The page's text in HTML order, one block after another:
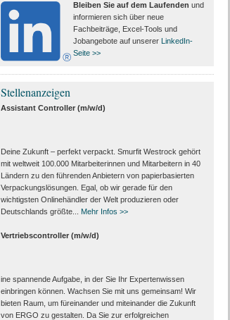
Bleiben Sie auf dem Laufenden und
informieren sich über neue
Fachbeiträge, Excel-Tools und
Jobangebote auf unserer LinkedIn-
Seite >>
Stellenanzeigen
Assistant Controller (m/w/d)
Deine Zukunft – perfekt verpackt. Smurfit Westrock gehört
mit weltweit 100.000 Mitarbeiter­innen und Mitarbeitern in 40
Ländern zu den führenden Anbietern von papier­basierten
Verpackungs­lösungen. Egal, ob wir gerade für den
wichtigsten Onlinehändler der Welt produzieren oder
Deutschlands größte...
Mehr Infos >>
Vertriebscontroller (m/w/d)
ine spannende Aufgabe, in der Sie Ihr Expertenwissen
einbringen können. Wachsen Sie mit uns gemeinsam! Wir
bieten Raum, um füreinander und miteinander die Zukunft
von ERGO zu gestalten. Da Sie zur erfolgreichen